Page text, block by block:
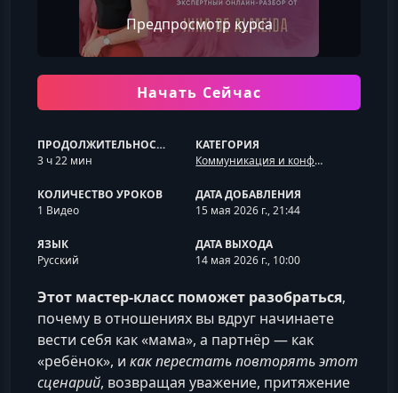
Предпросмотр курса
Начать Сейчас
ПРОДОЛЖИТЕЛЬНОСТЬ
3 ч 22 мин
КАТЕГОРИЯ
Коммуникация и конфликты
КОЛИЧЕСТВО УРОКОВ
1 Видео
ДАТА ДОБАВЛЕНИЯ
15 мая 2026 г., 21:44
ЯЗЫК
Русский
ДАТА ВЫХОДА
14 мая 2026 г., 10:00
Этот мастер‑класс поможет разобраться,
почему в отношениях вы вдруг начинаете
вести себя как «мама», а партнёр — как
«ребёнок», и как перестать повторять этот
сценарий, возвращая уважение, притяжение